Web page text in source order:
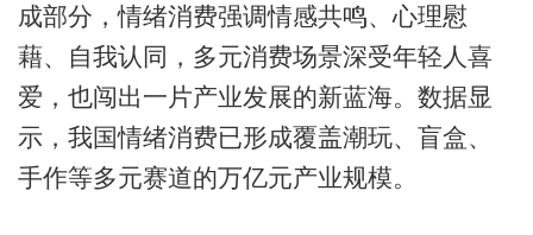
成部分，情绪消费强调情感共鸣、心理慰
藉、自我认同，多元消费场景深受年轻人喜
爱，也闯出一片产业发展的新蓝海。数据显
示，我国情绪消费已形成覆盖潮玩、盲盒、
手作等多元赛道的万亿元产业规模。